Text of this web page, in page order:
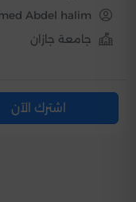
Abdel halim
جامعة جازان
اشترك الآن